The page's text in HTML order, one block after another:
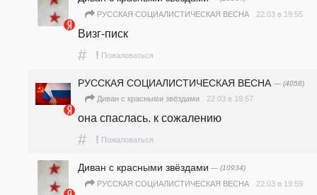
РУССКАЯ СОЦИАЛИСТИЧЕСКАЯ ВЕСНА 22.03 в 19:55
Визг-писк
# ! Пожаловаться
РУССКАЯ СОЦИАЛИСТИЧЕСКАЯ ВЕСНА — (4058)
Диван с красными звёздами 22.03 в 19:57
она спаслась. к сожалению
# ! Пожаловаться
Диван с красными звёздами — (10934)
РУССКАЯ СОЦИАЛИСТИЧЕСКАЯ ВЕСНА 22.03 в 19:59